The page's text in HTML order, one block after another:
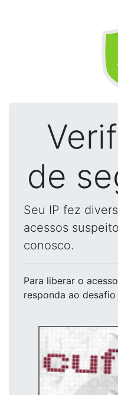
de
Seu IP fez
acessos
conosco.
Para liberar o acesso
responda ao desafio